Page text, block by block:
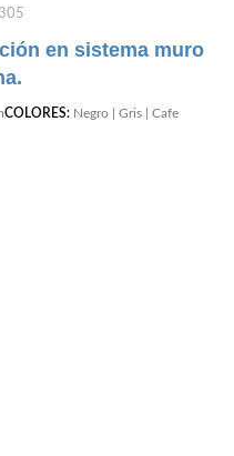
305
en sistema muro
COLORES: Negro | Gris | Cafe